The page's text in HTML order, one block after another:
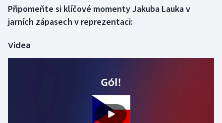
Moderní pětiboj
Motorsport
Připomeňte si klíčové momenty Jakuba Lauka v
jarních zápasech v reprezentaci:
Videa